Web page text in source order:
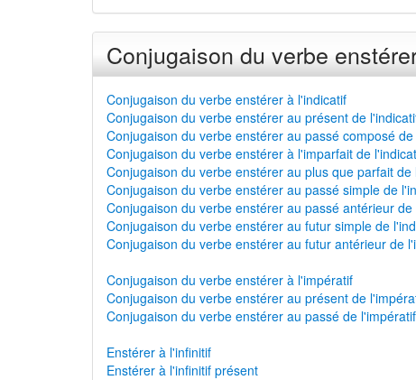
Conjugaison du verbe
Conjugaison du verbe enstérer à l'indicatif
Conjugaison du verbe enstérer au présent de
Conjugaison du verbe enstérer au passé composé
Conjugaison du verbe enstérer à l'imparfait de
Conjugaison du verbe enstérer au plus que parfait de
Conjugaison du verbe enstérer au passé simple de
Conjugaison du verbe enstérer au passé antérieur de
Conjugaison du verbe enstérer au futur simple de
Conjugaison du verbe enstérer au futur antérieur de
Conjugaison du verbe enstérer à l'impératif
Conjugaison du verbe enstérer au présent de
Conjugaison du verbe enstérer au passé de l'impératif
Enstérer à l'infinitif
Enstérer à l'infinitif présent